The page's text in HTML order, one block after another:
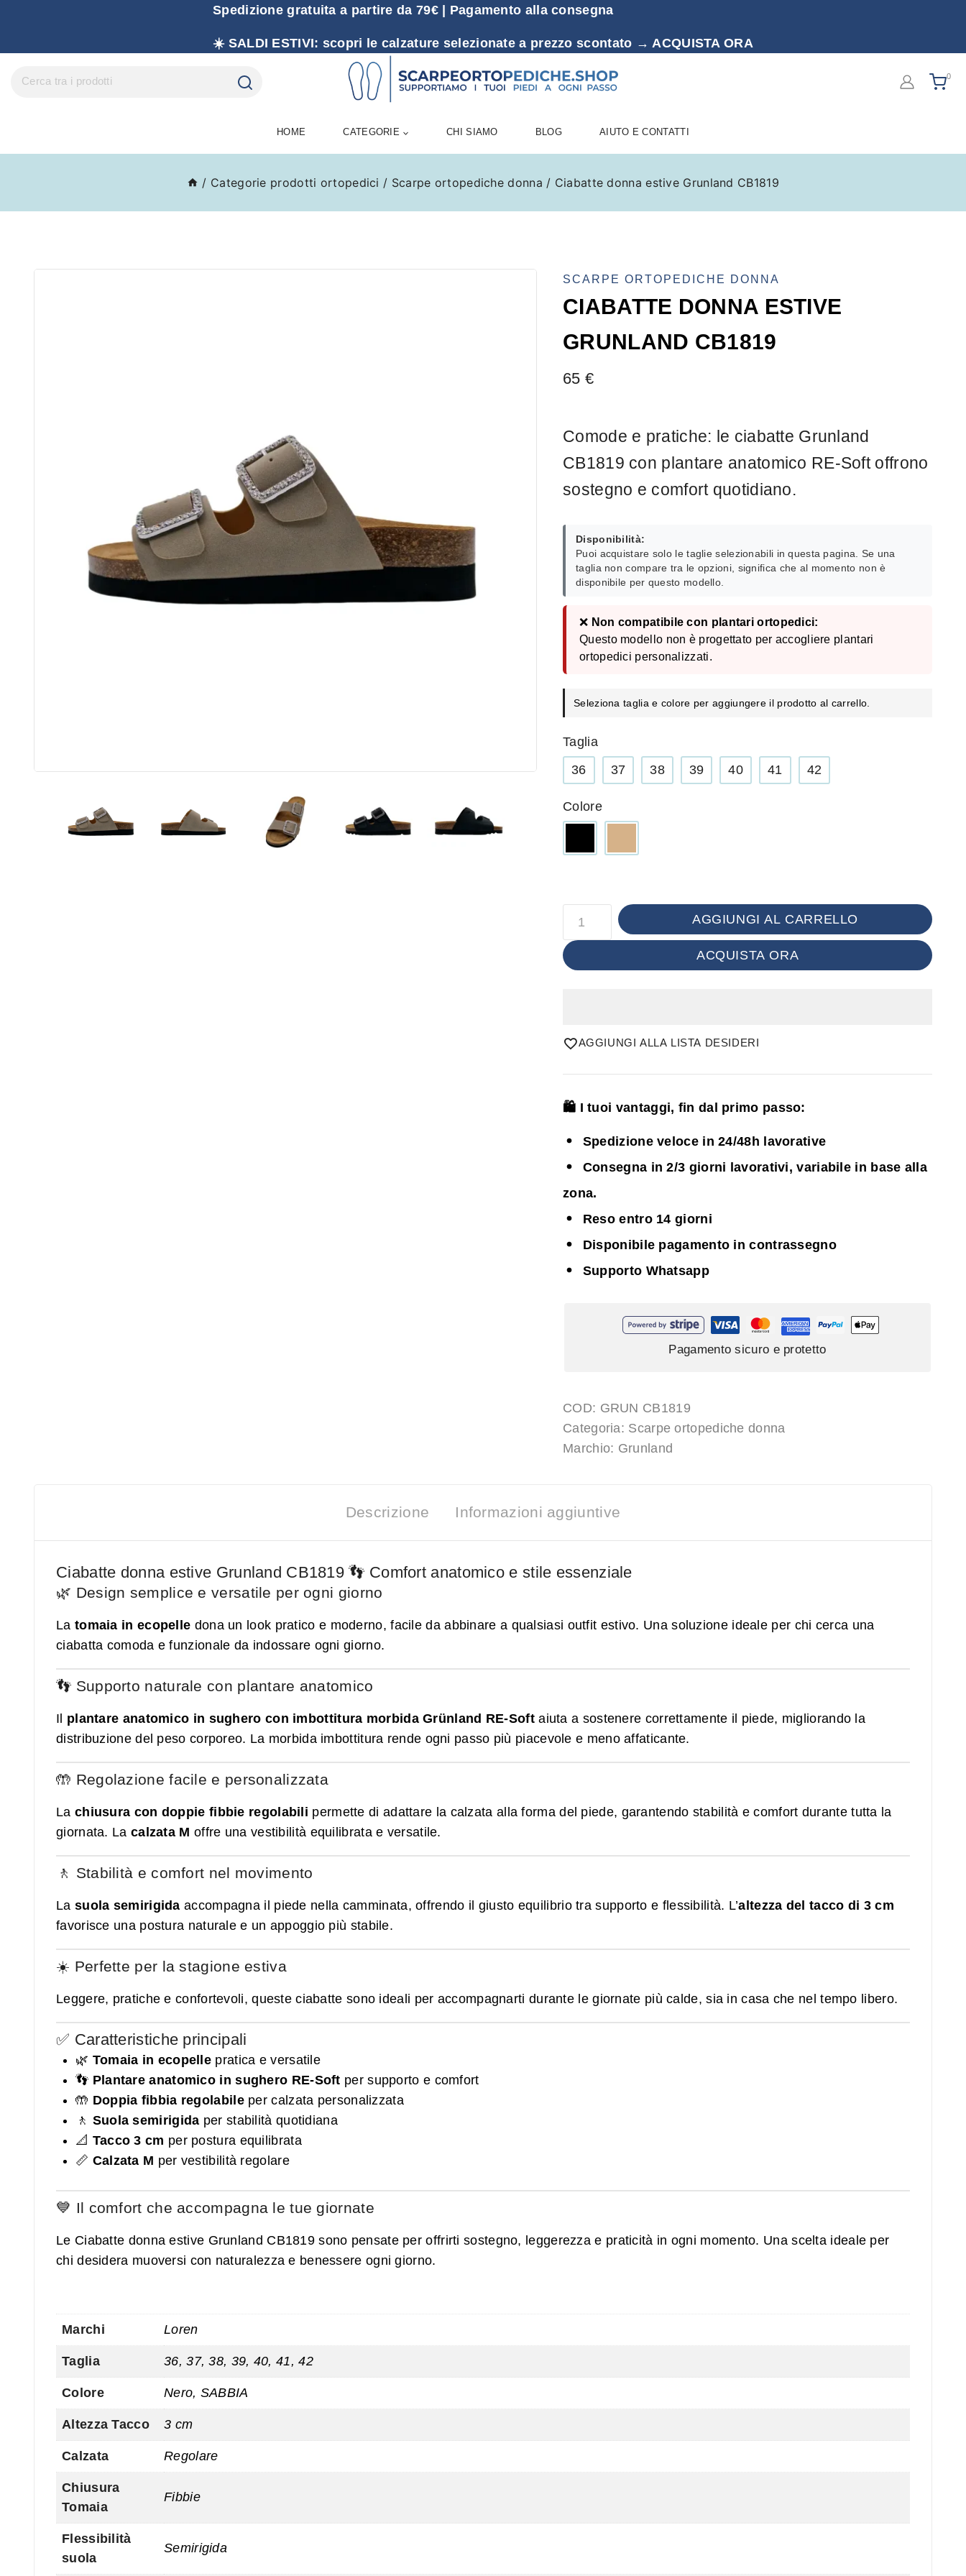
Spedizione gratuita a partire da 79€ | Pagamento alla consegna
☀️ SALDI ESTIVI: scopri le calzature selezionate a prezzo scontato → ACQUISTA ORA
0
HOME CATEGORIE CHI SIAMO BLOG AIUTO E CONTATTI
/ Categorie prodotti ortopedici / Scarpe ortopediche donna / Ciabatte donna estive Grunland CB1819
SCARPE ORTOPEDICHE DONNA
CIABATTE DONNA ESTIVE
GRUNLAND CB1819
65 €
Comode e pratiche: le ciabatte Grunland
CB1819 con plantare anatomico RE-Soft offrono
sostegno e comfort quotidiano.
Disponibilità:
Puoi acquistare solo le taglie selezionabili in questa pagina. Se una
taglia non compare tra le opzioni, significa che al momento non è
disponibile per questo modello.
❌ Non compatibile con plantari ortopedici:
Questo modello non è progettato per accogliere plantari
ortopedici personalizzati.
Seleziona taglia e colore per aggiungere il prodotto al carrello.
Taglia
36
37 38 39 40 41 42
Colore
AGGIUNGI AL CARRELLO
ACQUISTA ORA
AGGIUNGI ALLA LISTA DESIDERI
🛍️ I tuoi vantaggi, fin dal primo passo:
Spedizione veloce in 24/48h lavorative
Consegna in 2/3 giorni lavorativi, variabile in base alla
zona.
Reso entro 14 giorni
Disponibile pagamento in contrassegno
Supporto Whatsapp
Pagamento sicuro e protetto
COD: GRUN CB1819
Categoria: Scarpe ortopediche donna
Marchio: Grunland
Descrizione Informazioni aggiuntive
Ciabatte donna estive Grunland CB1819 👣 Comfort anatomico e stile essenziale
🌿 Design semplice e versatile per ogni giorno
La tomaia in ecopelle dona un look pratico e moderno, facile da abbinare a qualsiasi outfit estivo. Una soluzione ideale per chi cerca una
ciabatta comoda e funzionale da indossare ogni giorno.
👣 Supporto naturale con plantare anatomico
Il plantare anatomico in sughero con imbottitura morbida Grünland RE-Softaiuta a sostenere correttamente il piede, migliorando la
distribuzione del peso corporeo. La morbida imbottitura rende ogni passo più piacevole e meno affaticante.
🤲 Regolazione facile e personalizzata
La chiusura con doppie fibbie regolabili permette di adattare la calzata alla forma del piede, garantendo stabilità e comfort durante tutta la
giornata. La calzata M offre una vestibilità equilibrata e versatile.
🚶 Stabilità e comfort nel movimento
La suola semirigida accompagna il piede nella camminata, offrendo il giusto equilibrio tra supporto e flessibilità. L’altezza del tacco di 3 cm
favorisce una postura naturale e un appoggio più stabile.
☀️ Perfette per la stagione estiva
Leggere, pratiche e confortevoli, queste ciabatte sono ideali per accompagnarti durante le giornate più calde, sia in casa che nel tempo libero.
✅ Caratteristiche principali
🌿 Tomaia in ecopelle pratica e versatile
👣 Plantare anatomico in sughero RE-Soft per supporto e comfort
🤲 Doppia fibbia regolabileper calzata personalizzata
🚶 Suola semirigida per stabilità quotidiana
📐 Tacco 3 cm per postura equilibrata
📏 Calzata M per vestibilità regolare
💙 Il comfort che accompagna le tue giornate
Le Ciabatte donna estive Grunland CB1819 sono pensate per offrirti sostegno, leggerezza e praticità in ogni momento. Una scelta ideale per
chi desidera muoversi con naturalezza e benessere ogni giorno.
Marchi Loren
Taglia 36, 37, 38, 39, 40, 41, 42
Colore Nero, SABBIA
Altezza Tacco 3 cm
Calzata Regolare
Chiusura
Tomaia
Fibbie
Flessibilità
suola
Semirigida